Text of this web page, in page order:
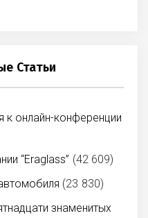
Статьи
к онлайн-конференции
“Eraglass” (42 609)
(23 830)
знаменитых